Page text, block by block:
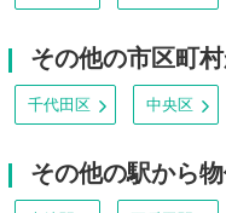
その他の市区町
千代田区 中央区
その他の駅から